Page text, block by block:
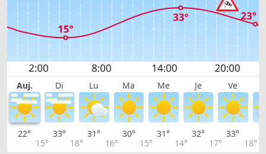
Auj. Di Lu Ma Me Je Ve
22°
15°
33°
18°
31°
16°
30°
15°
31°
14°
32°
17°
33°
18°